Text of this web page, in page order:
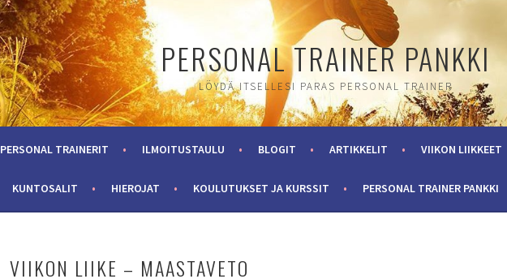
PERSONAL TRAINER PANKKI
LÖYDÄ ITSELLESI PARAS PERSONAL TRAINER
PERSONAL TRAINERIT ILMOITUSTAULU BLOGIT ARTIKKELIT VIIKON LIIKKEET
KUNTOSALIT HIEROJAT KOULUTUKSET JA KURSSIT PERSONAL TRAINER PANKKI
VIIKON LIIKE – MAASTAVETO